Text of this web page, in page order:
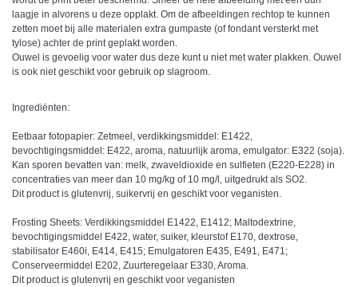
laagje in alvorens u deze opplakt. Om de afbeeldingen rechtop te kunnen
zetten moet bij alle materialen extra gumpaste (of fondant versterkt met
tylose) achter de print geplakt worden.
Ouwel is gevoelig voor water dus deze kunt u niet met water plakken. Ouwel
is ook niet geschikt voor gebruik op slagroom.
Ingrediënten:
Eetbaar fotopapier: Zetmeel, verdikkingsmiddel: E1422,
bevochtigingsmiddel: E422, aroma, natuurlijk aroma, emulgator: E322 (soja).
Kan sporen bevatten van: melk, zwaveldioxide en sulfieten (E220-E228) in
concentraties van meer dan 10 mg/kg of 10 mg/l, uitgedrukt als SO2.
Dit product is glutenvrij, suikervrij en geschikt voor veganisten.
Frosting Sheets: Verdikkingsmiddel E1422, E1412; Maltodextrine,
bevochtigingsmiddel E422, water, suiker, kleurstof E170, dextrose,
stabilisator E460i, E414, E415; Emulgatoren E435, E491, E471;
Conserveermiddel E202, Zuurteregelaar E330, Aroma.
Dit product is glutenvrij en geschikt voor veganisten